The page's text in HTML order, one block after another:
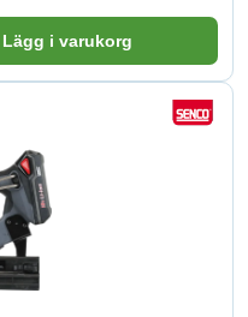
Lägg i varukorg